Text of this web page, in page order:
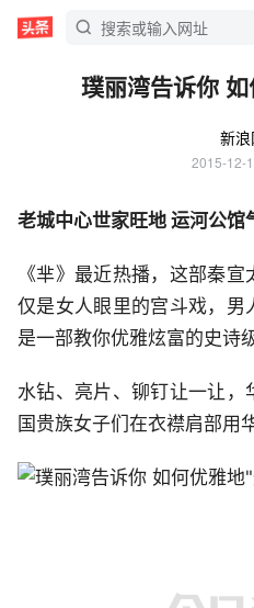
璞丽湾告诉你
新浪
2015-12-
老城中心世家旺地 运河公馆
《芈》最近热播，这部秦
仅是女人眼里的宫斗戏，
是一部教你优雅炫富的史诗
水钻、亮片、铆钉让一让，
国贵族女子们在衣襟肩部用